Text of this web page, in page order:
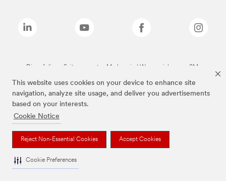
This website uses cookies on your device to enhance site
navigation, analyze site usage, and deliver you advertisements
based on your interests.
Cookie Notice
Reject Non-Essential Cookies Accept Cookies
Cookie Preferences
Die auf dieser Seite genannten Marken sind Warenzeichen von 3M.